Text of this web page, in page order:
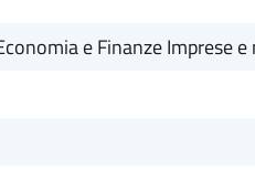
e Finanze Imprese